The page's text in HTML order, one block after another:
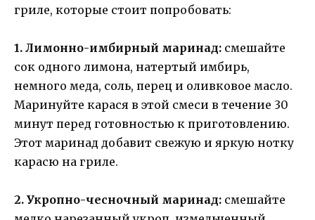
гриле, которые стоит попробовать:
1. Лимонно-имбирный маринад: смешайте
сок одного лимона, натертый имбирь,
немного меда, соль, перец и оливковое масло.
Маринуйте карася в этой смеси в течение 30
минут перед готовностью к приготовлению.
Этот маринад добавит свежую и яркую нотку
карасю на гриле.
2. Укропно-чесночный маринад: смешайте